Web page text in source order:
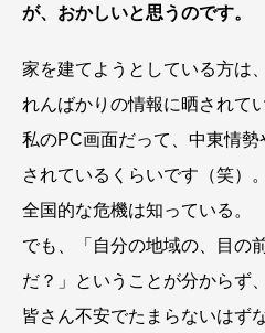
が、おかしいと思うのです。
家を建てようとしている方は
れんばかりの情報に晒されて
私のPC画面だって、中東情勢
されているくらいです（笑）。
全国的な危機は知っている。
でも、「自分の地域の、目の
だ？」ということが分からず、
皆さん不安でたまらないはず